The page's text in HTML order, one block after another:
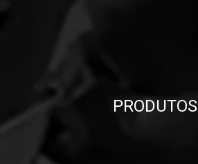
PRODUTOS